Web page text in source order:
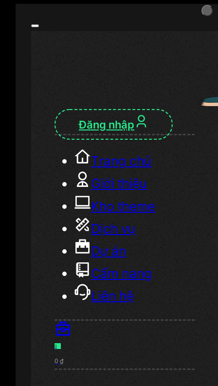
Đăng nhập
Trang chủ
Giới thiệu
Kho theme
Dịch vụ
Dự án
Cẩm nang
Liên hệ
0
0 ₫